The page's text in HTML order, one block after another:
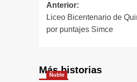
Anterior:
Liceo Bicentenario de
por puntajes Simce
Más historias
Ñuble